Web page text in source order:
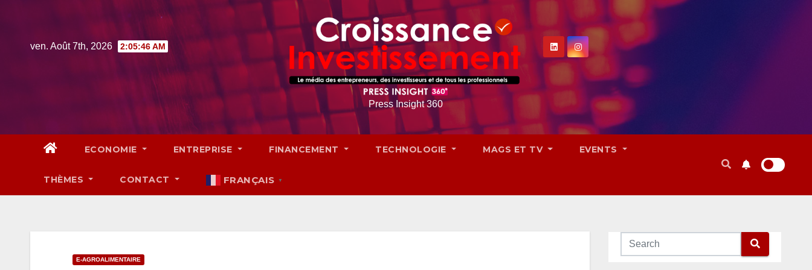
contentven. Août 7th, 2026 2:05:47 AM
Press Insight 360
ECONOMIE ENTREPRISE FINANCEMENT TECHNOLOGIE MAGS ET TV EVENTS
THÈMES CONTACT FRANÇAIS ▼
E-AGROALIMENTAIRE